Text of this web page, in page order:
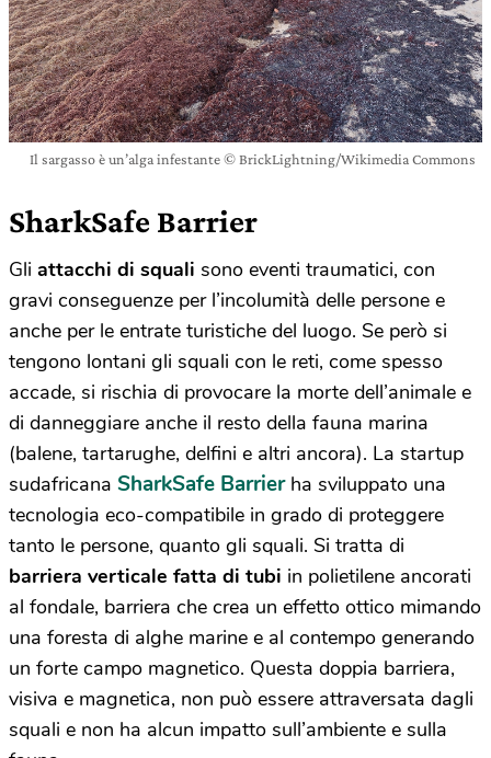
Il sargasso è un’alga infestante © BrickLightning/Wikimedia Commons
SharkSafe Barrier
Gli attacchi di squali sono eventi traumatici, con
gravi conseguenze per l’incolumità delle persone e
anche per le entrate turistiche del luogo. Se però si
tengono lontani gli squali con le reti, come spesso
accade, si rischia di provocare la morte dell’animale e
di danneggiare anche il resto della fauna marina
(balene, tartarughe, delfini e altri ancora). La startup
sudafricana SharkSafe Barrierha sviluppato una
tecnologia eco-compatibile in grado di proteggere
tanto le persone, quanto gli squali. Si tratta di
barriera verticale fatta di tubi in polietilene ancorati
al fondale, barriera che crea un effetto ottico mimando
una foresta di alghe marine e al contempo generando
un forte campo magnetico. Questa doppia barriera,
visiva e magnetica, non può essere attraversata dagli
squali e non ha alcun impatto sull’ambiente e sulla